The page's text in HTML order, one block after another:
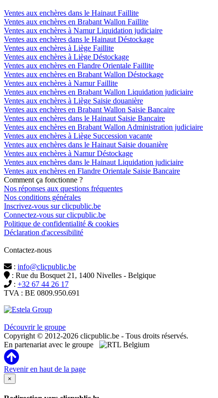
Ventes aux enchères dans le Hainaut Faillite
Ventes aux enchères en Brabant Wallon Faillite
Ventes aux enchères à Namur Liquidation judiciaire
Ventes aux enchères dans le Hainaut Déstockage
Ventes aux enchères à Liège Faillite
Ventes aux enchères à Liège Déstockage
Ventes aux enchères en Flandre Orientale Faillite
Ventes aux enchères en Brabant Wallon Déstockage
Ventes aux enchères à Namur Faillite
Ventes aux enchères en Brabant Wallon Liquidation judiciaire
Ventes aux enchères à Liège Saisie douanière
Ventes aux enchères en Brabant Wallon Saisie Bancaire
Ventes aux enchères dans le Hainaut Saisie Bancaire
Ventes aux enchères en Brabant Wallon Administration judiciaire
Ventes aux enchères à Liège Succession vacante
Ventes aux enchères dans le Hainaut Saisie douanière
Ventes aux enchères à Namur Déstockage
Ventes aux enchères dans le Hainaut Liquidation judiciaire
Ventes aux enchères en Flandre Orientale Saisie Bancaire
Comment ça fonctionne ?
Nos réponses aux questions fréquentes
Nos conditions générales
Inscrivez-vous sur clicpublic.be
Connectez-vous sur clicpublic.be
Politique de confidentialité & cookies
Déclaration d'accessibilité
Contactez-nous
: info@clicpublic.be
: Rue du Bosquet 21, 1400 Nivelles - Belgique
: +32 67 44 26 17
TVA : BE 0809.950.691
Découvrir le groupe
Copyright © 2012-2026 clicpublic.be - Tous droits réservés.
En partenariat avec le groupe
Revenir en haut de la page
×